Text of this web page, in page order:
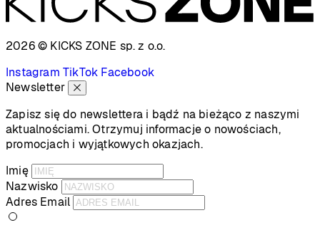
2026 © KICKS ZONE sp. z o.o.
Instagram TikTok Facebook
Newsletter
Zapisz się do newslettera i bądź na bieżąco z naszymi
aktualnościami. Otrzymuj informacje o nowościach,
promocjach i wyjątkowych okazjach.
Imię
Nazwisko
Adres Email